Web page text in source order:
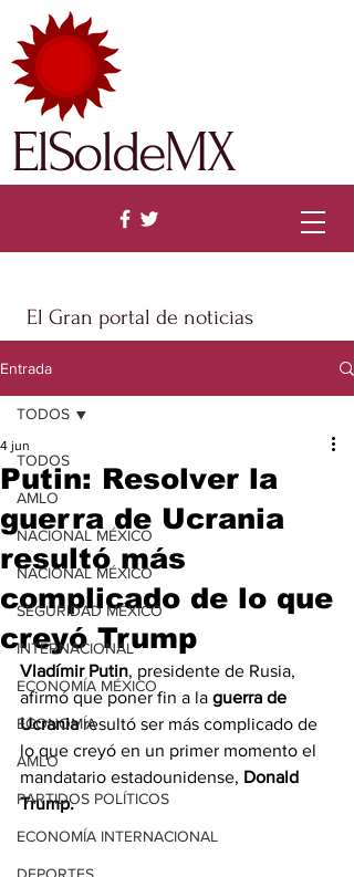
El Gran portal de noticias
ElSoldeMX
Entrada
TODOS
AMLO
NACIONAL MÉXICO
NACIONAL MÉXICO
SEGURIDAD MÉXICO
INTERNACIONAL
ECONOMÍA MÉXICO
ECONOMÍA
AMLO
PARTIDOS POLÍTICOS
ECONOMÍA INTERNACIONAL
TODOS
Putin: Resolver la
guerra de Ucrania
resultó más
complicado de lo que
creyó Trump
4 jun
Vladímir Putin, presidente de Rusia,
afirmó que poner fin a la guerra de
Ucrania resultó ser más complicado de
lo que creyó en un primer momento el
mandatario estadounidense, Donald
Trump.